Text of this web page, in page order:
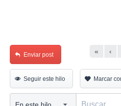
« ‹
Enviar post
Seguir este hilo Marcar